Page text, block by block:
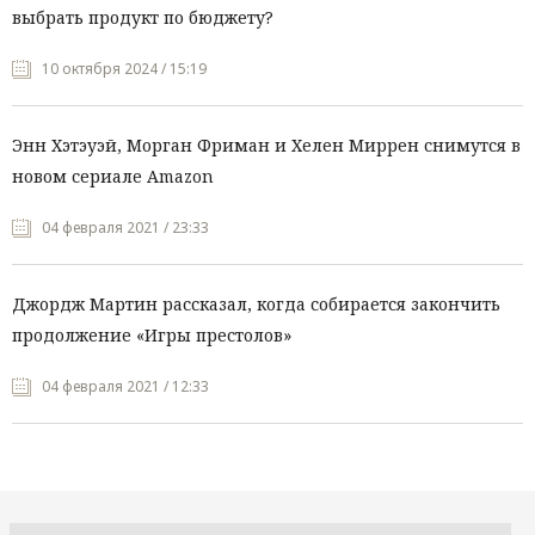
выбрать продукт по бюджету?
10 октября 2024 / 15:19
Энн Хэтэуэй, Морган Фриман и Хелен Миррен снимутся в
новом сериале Amazon
04 февраля 2021 / 23:33
Джордж Мартин рассказал, когда собирается закончить
продолжение «Игры престолов»
04 февраля 2021 / 12:33